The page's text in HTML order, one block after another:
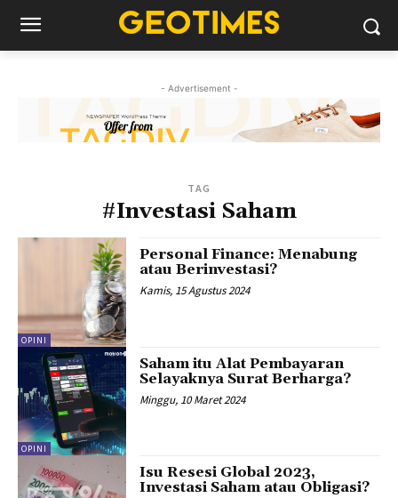
- Advertisement -
TAG
#Investasi Saham
OPINI
Personal Finance: Menabung
atau Berinvestasi?
Kamis, 15 Agustus 2024
OPINI
Saham itu Alat Pembayaran
Selayaknya Surat Berharga?
Minggu, 10 Maret 2024
Isu Resesi Global 2023,
Investasi Saham atau Obligasi?